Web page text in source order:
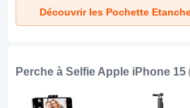
Découvrir les Pochette
Perche à Selfie Apple iPhone 15